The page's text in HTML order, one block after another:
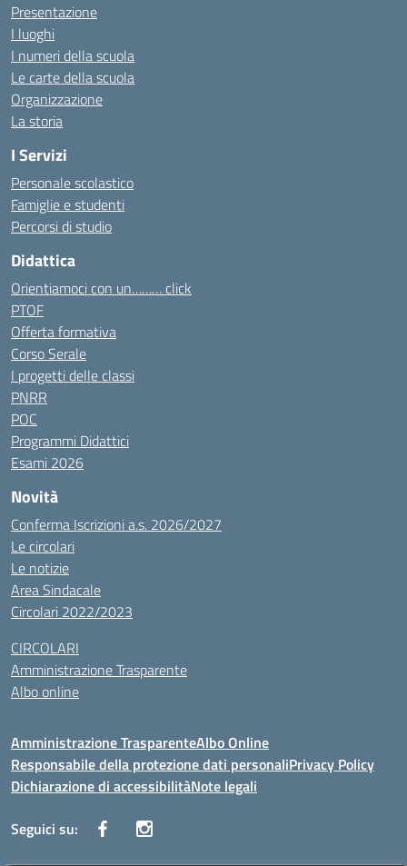
Presentazione
I luoghi
I numeri della scuola
Le carte della scuola
Organizzazione
La storia
I Servizi
Personale scolastico
Famiglie e studenti
Percorsi di studio
Didattica
Orientiamoci con un……… click
PTOF
Offerta formativa
Corso Serale
I progetti delle classi
PNRR
POC
Programmi Didattici
Esami 2026
Novità
Conferma Iscrizioni a.s. 2026/2027
Le circolari
Le notizie
Area Sindacale
Circolari 2022/2023
CIRCOLARI
Amministrazione Trasparente
Albo online
Amministrazione TrasparenteAlbo Online
Responsabile della protezione dati personaliPrivacy Policy
Dichiarazione di accessibilitàNote legali
Seguici su: